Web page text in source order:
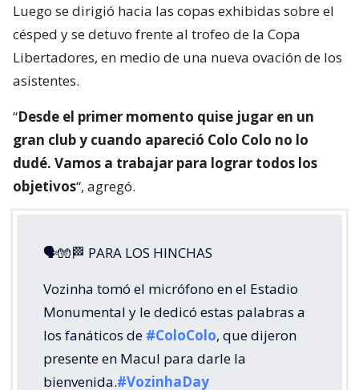
Luego se dirigió hacia las copas exhibidas sobre el
césped y se detuvo frente al trofeo de la Copa
Libertadores, en medio de una nueva ovación de los
asistentes.
“Desde el primer momento quise jugar en un
gran club y cuando apareció Colo Colo no lo
dudé. Vamos a trabajar para lograr todos los
objetivos“, agregó.
🗣🧤🏁 PARA LOS HINCHAS
Vozinha tomó el micrófono en el Estadio
Monumental y le dedicó estas palabras a
los fanáticos de #ColoColo, que dijeron
presente en Macul para darle la
bienvenida.#VozinhaDay